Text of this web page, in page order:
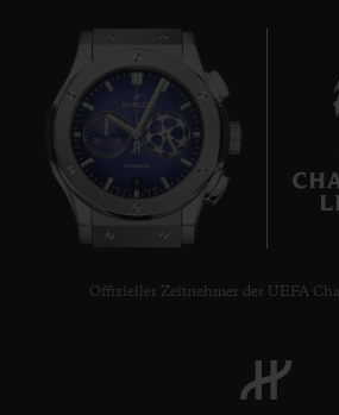
Offizieller Zeitnehmer der UEFA